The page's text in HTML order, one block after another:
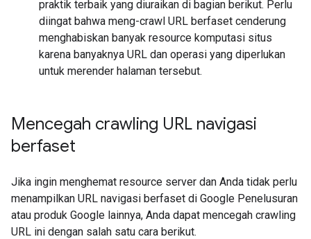
praktik terbaik yang diuraikan di bagian berikut. Perlu
diingat bahwa meng-crawl URL berfaset cenderung
menghabiskan banyak resource komputasi situs
karena banyaknya URL dan operasi yang diperlukan
untuk merender halaman tersebut.
Mencegah crawling URL navigasi
berfaset
Jika ingin menghemat resource server dan Anda tidak perlu
menampilkan URL navigasi berfaset di Google Penelusuran
atau produk Google lainnya, Anda dapat mencegah crawling
URL ini dengan salah satu cara berikut.